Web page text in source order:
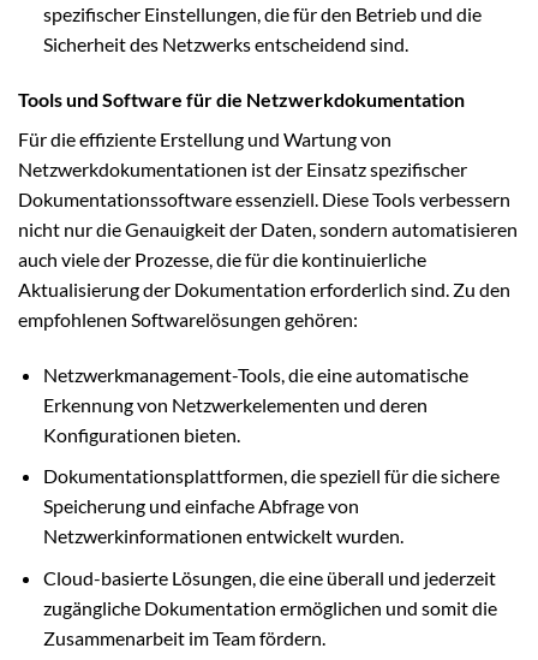
spezifischer Einstellungen, die für den Betrieb und die
Sicherheit des Netzwerks entscheidend sind.
Tools und Software für die Netzwerkdokumentation
Für die effiziente Erstellung und Wartung von
Netzwerkdokumentationen ist der Einsatz spezifischer
Dokumentationssoftware essenziell. Diese Tools verbessern
nicht nur die Genauigkeit der Daten, sondern automatisieren
auch viele der Prozesse, die für die kontinuierliche
Aktualisierung der Dokumentation erforderlich sind. Zu den
empfohlenen Softwarelösungen gehören:
Netzwerkmanagement-Tools, die eine automatische
Erkennung von Netzwerkelementen und deren
Konfigurationen bieten.
Dokumentationsplattformen, die speziell für die sichere
Speicherung und einfache Abfrage von
Netzwerkinformationen entwickelt wurden.
Cloud-basierte Lösungen, die eine überall und jederzeit
zugängliche Dokumentation ermöglichen und somit die
Zusammenarbeit im Team fördern.